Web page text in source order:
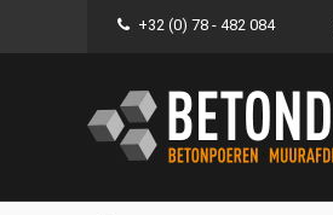
+32 (0) 78 - 482 084